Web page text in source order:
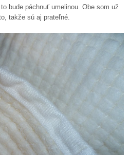
bude páchnuť umelinou. Obe som už
takže sú aj prateľné.